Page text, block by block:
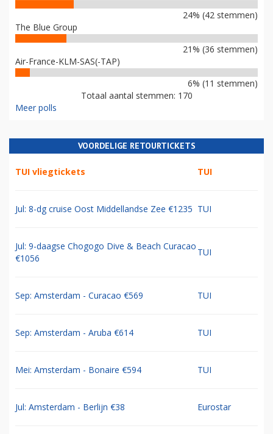
24% (42 stemmen)
The Blue Group
21% (36 stemmen)
Air-France-KLM-SAS(-TAP)
6% (11 stemmen)
Totaal aantal stemmen: 170
Meer polls
VOORDELIGE RETOURTICKETS
TUI vliegtickets TUI
Jul: 8-dg cruise Oost Middellandse Zee €1235 TUI
Jul: 9-daagse Chogogo Dive & Beach Curacao
€1056
TUI
Sep: Amsterdam - Curacao €569 TUI
Sep: Amsterdam - Aruba €614 TUI
Mei: Amsterdam - Bonaire €594 TUI
Jul: Amsterdam - Berlijn €38 Eurostar